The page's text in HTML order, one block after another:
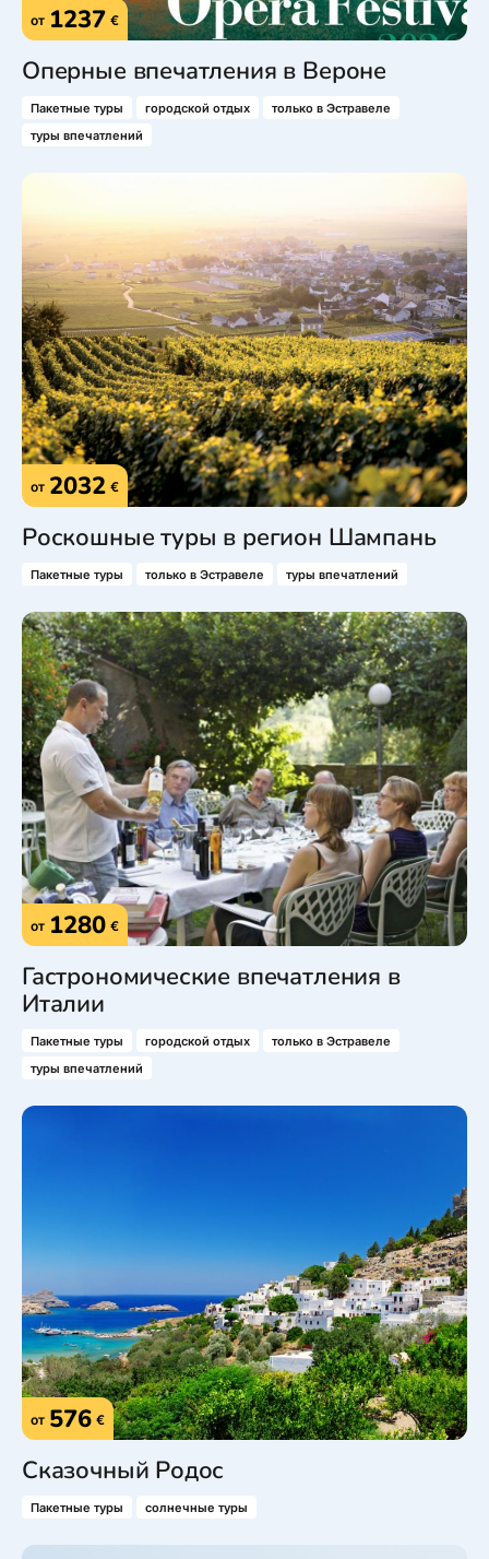
от 1237 €
Оперные впечатления в Вероне
Пакетные туры городской отдых
только в Эстравеле
туры впечатлений
от 2032 €
Роскошные туры в регион Шампань
Пакетные туры только в Эстравеле туры впечатлений
от 1280 €
Гастрономические впечатления в
Италии
Пакетные туры городской отдых
только в Эстравеле
туры впечатлений
от 576 €
Сказочный Родос
Пакетные туры солнечные туры